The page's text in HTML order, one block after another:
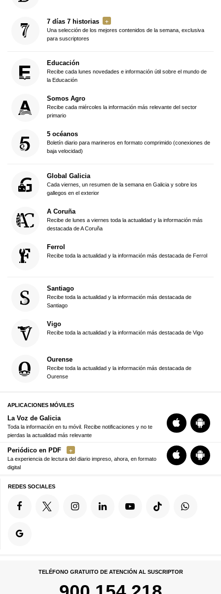
7 días 7 historias
Una selección de los mejores contenidos de la semana, exclusiva
para suscriptores
Educación
Recibe cada lunes novedades e información útil sobre el mundo de
la Educación
Somos Agro
Recibe cada miércoles la información más relevante del sector
primario
5 océanos
Boletín diario para marineros en formato comprimido (conexiones de
baja velocidad)
Global Galicia
Cada viernes, un resumen de la semana en Galicia y sobre los
gallegos en el exterior
A Coruña
Recibe de lunes a viernes toda la actualidad y la información más
destacada de A Coruña
Ferrol
Recibe toda la actualidad y la información más destacada de Ferrol
Santiago
Recibe toda la actualidad y la información más destacada de
Santiago
Vigo
Recibe toda la actualidad y la información más destacada de Vigo
Ourense
Recibe toda la actualidad y la información más destacada de
Ourense
APLICACIONES MÓVILES
La Voz de Galicia
Toda la información en tu móvil. Recibe notificaciones y no te
pierdas la actualidad más relevante
Periódico en PDF
La experiencia de lectura del diario impreso, ahora, en formato
digital
REDES SOCIALES
TELÉFONO GRATUITO DE ATENCIÓN AL SUSCRIPTOR